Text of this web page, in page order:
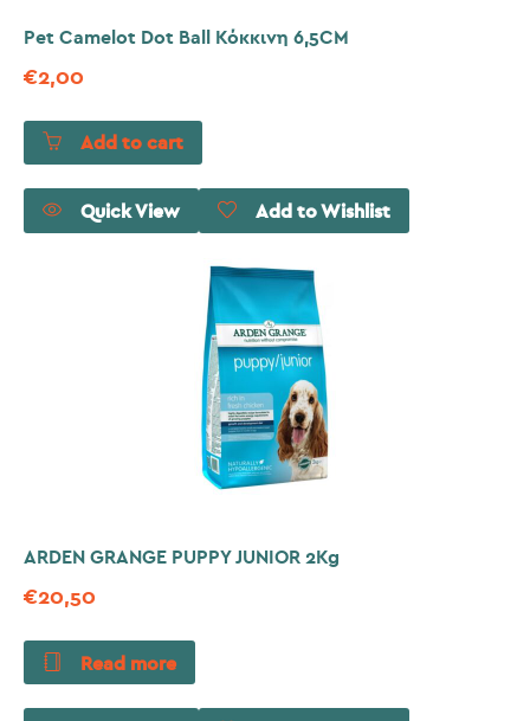
Pet Camelot Dot Ball Κόκκινη 6,5CM
€2,00
Add to cart
Quick View Add to Wishlist
ARDEN GRANGE PUPPY JUNIOR 2Kg
€20,50
Read more